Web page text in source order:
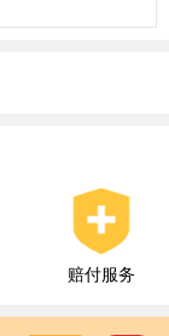
赔付服务